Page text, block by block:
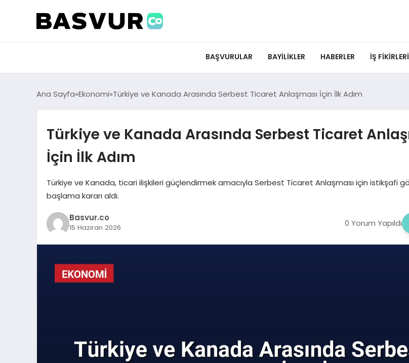
BAŞVURULAR BAYILIKLER HABERLER İŞ FIKIRLERI
Ana Sayfa Ekonomi Türkiye ve Kanada Arasında Serbest Ticaret Anlaşması İçin İlk Adım
Türkiye ve Kanada Arasında Serbest Ticaret
İçin İlk Adım
Türkiye ve Kanada, ticari ilişkileri güçlendirmek amacıyla Serbest Ticaret Anlaşması için istikşafi
başlama kararı aldı.
Basvur.co
15 Haziran 2026 0 Yorum Yapıldı